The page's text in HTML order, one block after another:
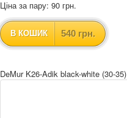
Ціна за пару: 90 грн.
В КОШИК 540 грн.
DeMur K26-Adik black-white (30-35)